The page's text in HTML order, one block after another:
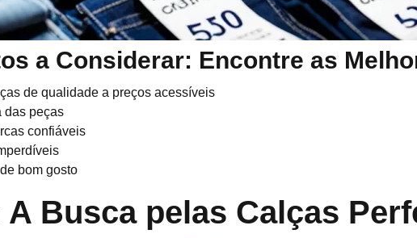
a Considerar: Encontre as
de qualidade a preços acessíveis
das peças
confiáveis
bom gosto
Busca pelas Calças